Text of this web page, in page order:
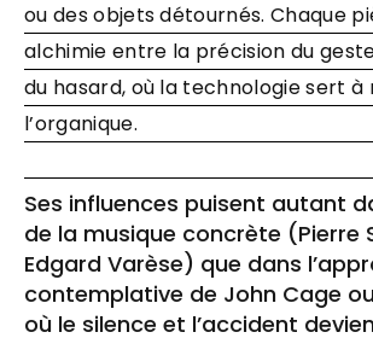
ou des objets détournés. Chaque
alchimie entre la précision du
du hasard, où la technologie sert à
l’organique.
Ses influences puisent autant
de la musique concrète (Pierre
Edgard Varèse) que dans
contemplative de John Cage
où le silence et l’accident